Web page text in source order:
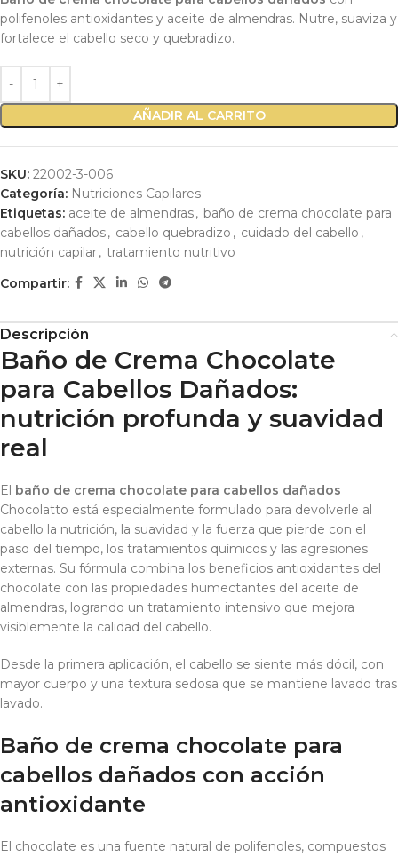
polifenoles antioxidantes y aceite de almendras. Nutre, suaviza y
fortalece el cabello seco y quebradizo.
AÑADIR AL CARRITO
SKU: 22002-3-006
Categoría: Nutriciones Capilares
Etiquetas: aceite de almendras, baño de crema chocolate para
cabellos dañados, cabello quebradizo , cuidado del cabello ,
nutrición capilar, tratamiento nutritivo
Compartir:
Descripción
Baño de Crema Chocolate
para Cabellos Dañados:
nutrición profunda y suavidad
real
El baño de crema chocolate para cabellos dañados
Chocolatto está especialmente formulado para devolverle al
cabello la nutrición, la suavidad y la fuerza que pierde con el
paso del tiempo, los tratamientos químicos y las agresiones
externas. Su fórmula combina los beneficios antioxidantes del
chocolate con las propiedades humectantes del aceite de
almendras, logrando un tratamiento intensivo que mejora
visiblemente la calidad del cabello.
Desde la primera aplicación, el cabello se siente más dócil, con
mayor cuerpo y una textura sedosa que se mantiene lavado tras
lavado.
Baño de crema chocolate para
cabellos dañados con acción
antioxidante
El chocolate es una fuente natural de polifenoles, compuestos